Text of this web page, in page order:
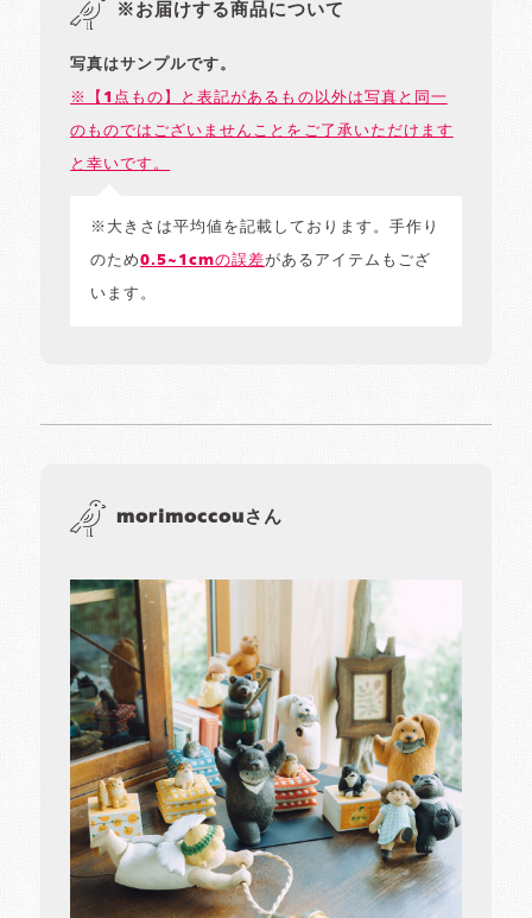
※お届けする商品について
写真はサンプルです。
※【1点もの】と表記があるもの以外は写真と同一
のものではございませんことをご了承いただけます
と幸いです。
※大きさは平均値を記載しております。手作り
のため0.5~1cmの誤差があるアイテムもござ
います。
morimoccouさん